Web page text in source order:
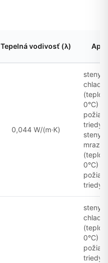
Tepelná vodivosť (λ)
0,044 W/(m·K)
steny
0°C) s
triedy
steny
0°C) s
triedy
steny
0°C) s
triedy